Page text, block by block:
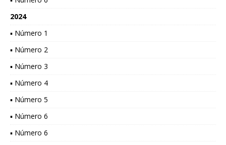
2024
▪ Número 1
▪ Número 2
▪ Número 3
▪ Número 4
▪ Número 5
▪ Número 6
▪ Número 6